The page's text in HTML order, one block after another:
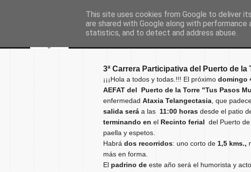
3ª Carrera Participativa del Puerto de
¡¡¡Hola a todos y todas.!!! El próximo domingo
AEFAT del Puerto de la Torre "Tus Pasos
enfermedad Ataxia Telangectasia , que
salida será a las 11:00 horas desde el patio
terminando en el Recinto ferial del Puerto
paella y espetos.
Habrá dos recorridos: uno corto de 1,5 kms.,
más en forma.
El padrino de este año será el humorista y
This site uses cookies from Google to deliver
are shared with Google along with
statistics, and to detect and address abuse.